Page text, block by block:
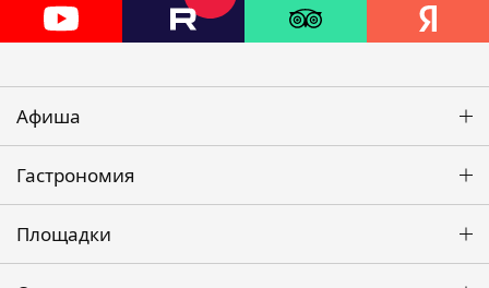
Афиша
Гастрономия
Площадки